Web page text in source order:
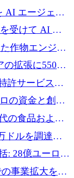
めに 5,000 万
AI エージェン
調達
受けて AI 求
100 万ユーロ
作物エンジニ
万ユーロを調
の拡張に550万
許サービスを
調達
の資金と創設
の食品および
ションを支援
額が 1 億ドル
ドルを調達、
労働者に提供
: 28億ユーロの
事業拡大を加